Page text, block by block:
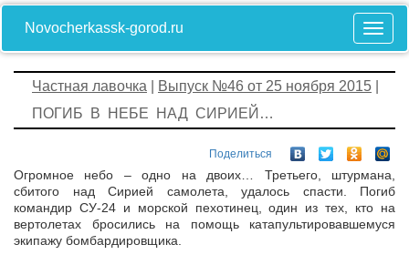
Novocherkassk-gorod.ru
Частная лавочка Выпуск №46 от 25 ноября 2015
ПОГИБ В НЕБЕ НАД СИРИЕЙ…
Поделиться
Огромное небо – одно на двоих… Третьего, штурмана,
сбитого над Сирией самолета, удалось спасти. Погиб
командир СУ-24 и морской пехотинец, один из тех, кто на
вертолетах бросились на помощь катапультировавшемуся
экипажу бомбардировщика.